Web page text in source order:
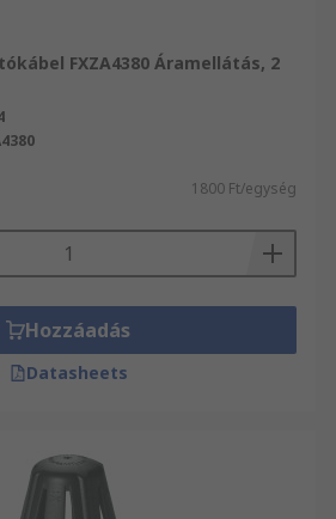
FXZA4380 Áramellátás, 2
1800 Ft/egység
Hozzáadás
Datasheets